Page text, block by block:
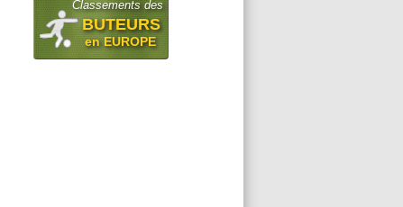
Classements des
BUTEURS
en EUROPE